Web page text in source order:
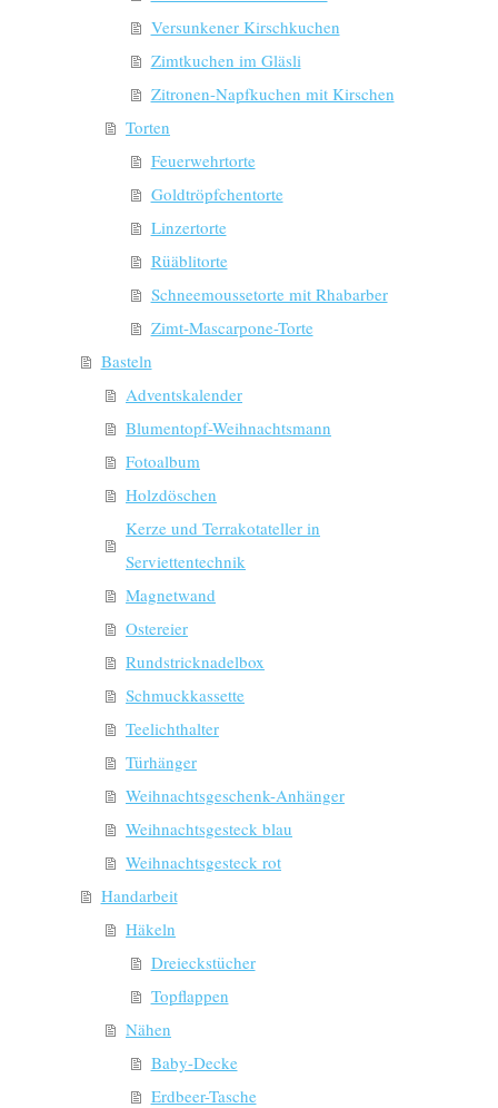
Versunkener Kirschkuchen
Zimtkuchen im Gläsli
Zitronen-Napfkuchen mit Kirschen
Torten
Feuerwehrtorte
Goldtröpfchentorte
Linzertorte
Rüäblitorte
Schneemoussetorte mit Rhabarber
Zimt-Mascarpone-Torte
Basteln
Adventskalender
Blumentopf-Weihnachtsmann
Fotoalbum
Holzdöschen
Kerze und Terrakotateller in
Serviettentechnik
Magnetwand
Ostereier
Rundstricknadelbox
Schmuckkassette
Teelichthalter
Türhänger
Weihnachtsgeschenk-Anhänger
Weihnachtsgesteck blau
Weihnachtsgesteck rot
Handarbeit
Häkeln
Dreieckstücher
Topflappen
Nähen
Baby-Decke
Erdbeer-Tasche